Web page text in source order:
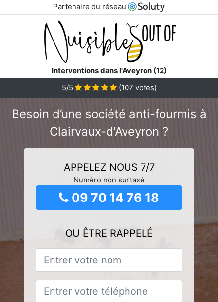
Partenaire du réseau
Interventions dans l'Aveyron (12)
5/5
(107 votes)
Besoin d’une société anti-fourmis à
Clairvaux-d'Aveyron ?
APPELEZ NOUS 7/7
Numéro non surtaxé
09 70 14 76 18
OU ÊTRE RAPPELÉ